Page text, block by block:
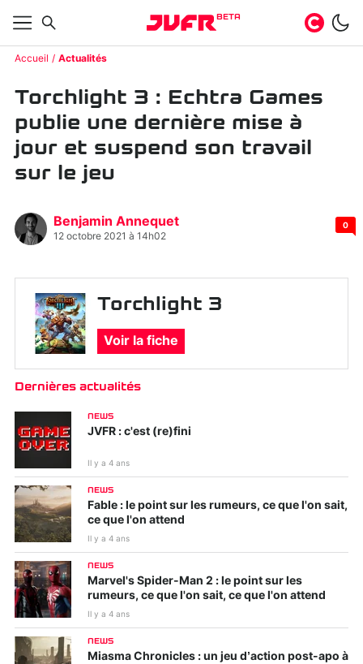
BETA
Accueil Actualités
Torchlight 3 : Echtra Games
publie une dernière mise à
jour et suspend son travail
sur le jeu
Benjamin Annequet
12 octobre 2021 à 14h02
0
Torchlight 3
Voir la fiche
Dernières actualités
NEWS
JVFR : c'est (re)fini
Il y a 4 ans
NEWS
Fable : le point sur les rumeurs, ce que l'on sait,
ce que l'on attend
Il y a 4 ans
NEWS
Marvel's Spider-Man 2 : le point sur les
rumeurs, ce que l'on sait, ce que l'on attend
Il y a 4 ans
NEWS
Miasma Chronicles : un jeu d’action post-apo à